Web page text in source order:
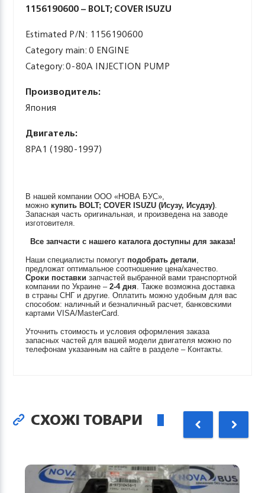
1156190600 – BOLT; COVER ISUZU
Estimated P/N: 1156190600
Category main: 0 ENGINE
Category: 0-80A INJECTION PUMP
Производитель:
Япония
Двигатель:
8PA1 (1980-1997)
В нашей компании ООО «НОВА БУС»,
можно купить BOLT; COVER ISUZU (Исузу, Исудзу).
Запасная часть оригинальная, и произведена на заводе
изготовителя.
Все запчасти с нашего каталога доступны для заказа!
Наши специалисты помогут подобрать детали,
предложат оптимальное соотношение цена/качество.
Сроки поставки запчастей выбранной вами транспортной
компании по Украине –2-4 дня. Также возможна доставка
в страны СНГ и другие. Оплатить можно удобным для вас
способом: наличный и безналичный расчет, банковскими
картами VISA/MasterCard.
Уточнить стоимость и условия оформления заказа
запасных частей для вашей модели двигателя можно по
телефонам указанным на сайте в разделе – Контакты.
СХОЖІ ТОВАРИ